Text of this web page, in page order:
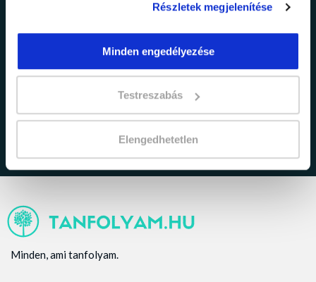
Részletek megjelenítése
Minden engedélyezése
Testreszabás
Elengedhetetlen
Elfogadom azadatkezelési tájékoztatóban
Minden, ami tanfolyam.